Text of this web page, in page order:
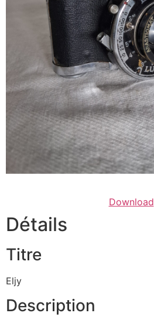
Download
Détails
Titre
Eljy
Description